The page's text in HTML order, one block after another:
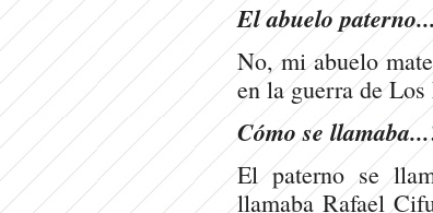
El abuelo
No, mi abuelo
en la guerra de
Cómo se
El paterno se
llamaba Rafael